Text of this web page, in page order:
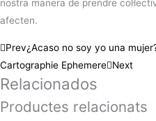
nostra manera de prendre
afecten.
Prev¿Acaso no soy yo una
Cartographie Ephemere Next
Relacionados
Productes relacionats